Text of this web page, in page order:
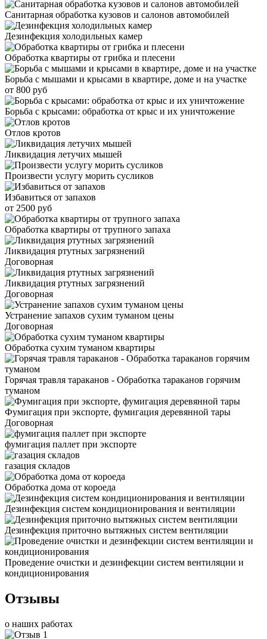
Санитарная обработка кузовов и салонов автомобилей
Дезинфекция холодильных камер
Обработка квартиры от грибка и плесени
Борьба с мышами и крысами в квартире, доме и на участке
от 800 руб
Борьба с крысами: обработка от крыс и их уничтожение
Отлов кротов
Ликвидация летучих мышей
Произвести услугу морить сусликов
Избавиться от запахов
от 2500 руб
Обработка квартиры от трупного запаха
Ликвидация ртутных загрязнений
Договорная
Ликвидация ртутных загрязнений
Договорная
Устранение запахов сухим туманом цены
Договорная
Обработка сухим туманом квартиры
Горячая травля тараканов - Обработка тараканов горячим
туманом
Фумигация при экспорте, фумигация деревянной тары
Договорная
фумигация паллет при экспорте
газация складов
Обработка дома от короеда
Дезинфекция систем кондиционирования и вентиляции
Дезинфекция приточно вытяжных систем вентиляции
Проведение очистки и дезинфекции систем вентиляции и
кондиционирования
Отзывы
о наших работах